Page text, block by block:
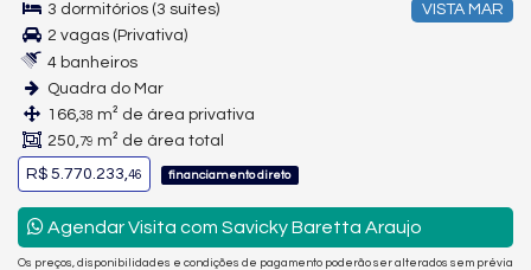
VISTA MAR
3 dormitórios (3 suítes)
2 vagas (Privativa)
4 banheiros
Quadra do Mar
166,38 m² de área privativa
250,79 m² de área total
R$ 5.770.233,46 financiamento direto
Agendar Visita com Savicky Baretta Araujo
Os preços, disponibilidades e condições de pagamento poderão ser alterados sem prévia